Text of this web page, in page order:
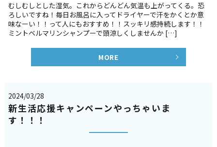
むしむしとした湿気。これからどんどん気温も上がってくる。恐
ろしいですね！毎日お風呂に入ってドライヤーで汗をかくとか意
味なーい！！って人にもおすすめ！！スッキリ感持続します！！
ミントベルマリンシャンプーで頭涼しくしませんか […]
MORE
2024/03/28
新生活応援キャンペーンやっちゃいま
す！！！